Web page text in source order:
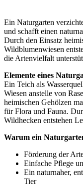
Ein Naturgarten
und schafft einen
Durch den Einsatz
Wildblumenwiesen
die Artenvielfalt
Elemente eines
Ein Teich als
Wiesen anstelle von
heimischen Gehölzen
für Flora und Fauna.
Wildhecken entstehen
Warum ein
Förderung der
Einfache Pflege
Ein naturnaher,
Tier